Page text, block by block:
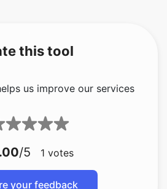
this tool
us improve our services
/5 1 votes
your feedback